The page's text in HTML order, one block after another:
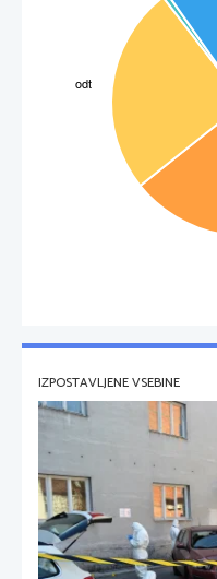
IZPOSTAVLJENE VSEBINE